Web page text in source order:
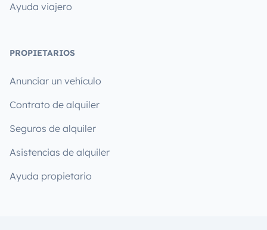
Ayuda viajero
PROPIETARIOS
Anunciar un vehículo
Contrato de alquiler
Seguros de alquiler
Asistencias de alquiler
Ayuda propietario